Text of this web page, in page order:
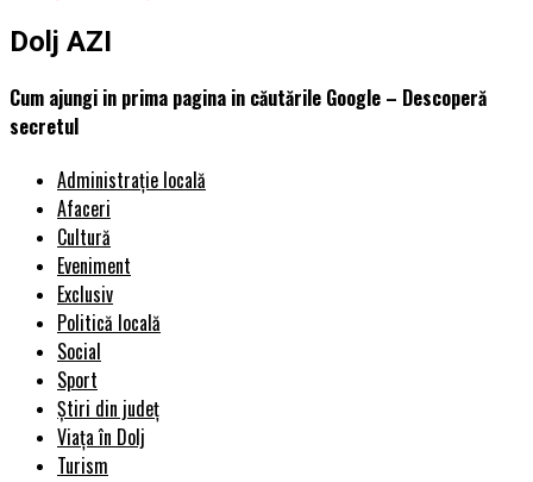
Dolj AZI
Cum ajungi in prima pagina in căutările Google – Descoperă
secretul
Administrație locală
Afaceri
Cultură
Eveniment
Exclusiv
Politică locală
Social
Sport
Știri din județ
Viața în Dolj
Turism